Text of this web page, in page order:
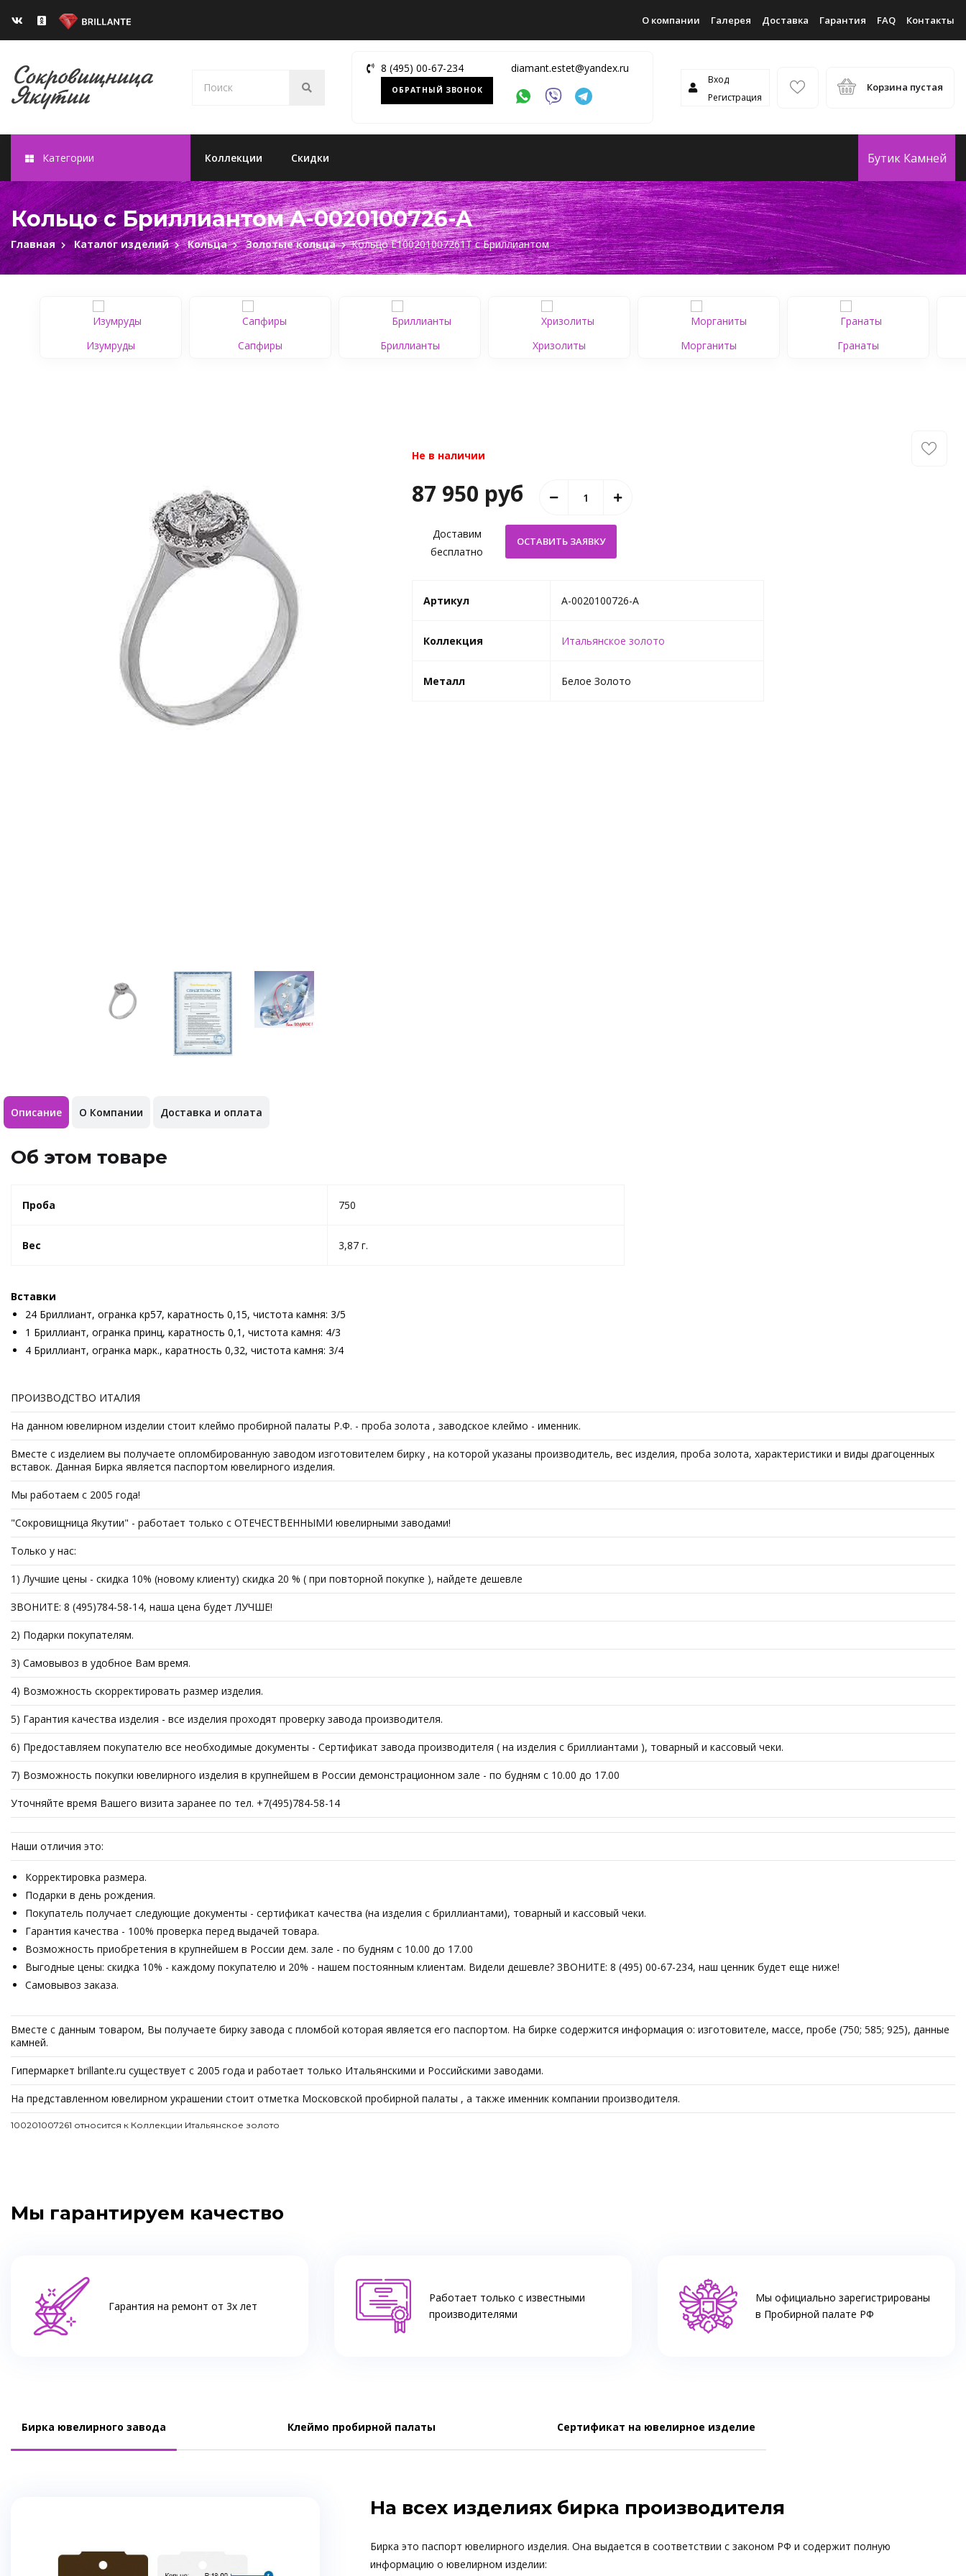
О компании Галерея Доставка Гарантия FAQ Контакты
8 (495) 00-67-234
ОБРАТНЫЙ ЗВОНОК
diamant.estet@yandex.ru
Вход
Регистрация
Корзина пустая
Категории Коллекции Скидки Бутик Камней
Кольцо с Бриллиантом A-0020100726-A
Главная Каталог изделий Кольца Золотые кольца Кольцо Е100201007261Т c Бриллиантом
Изумруды Сапфиры Бриллианты Хризолиты Морганиты Гранаты
Не в наличии
87 950 руб
Доставим
бесплатно
Артикул A-0020100726-A
Коллекция Итальянское золото
Металл Белое Золото
Описание О Компании Доставка и оплата
Об этом товаре
Проба 750
Вес 3,87 г.
Вставки
24 Бриллиант, огранка кр57, каратность 0,15, чистота камня: 3/5
1 Бриллиант, огранка принц, каратность 0,1, чистота камня: 4/3
4 Бриллиант, огранка марк., каратность 0,32, чистота камня: 3/4
ПРОИЗВОДСТВО ИТАЛИЯ
На данном ювелирном изделии стоит клеймо пробирной палаты Р.Ф. - проба золота , заводское клеймо - именник.
Вместе с изделием вы получаете опломбированную заводом изготовителем бирку , на которой указаны производитель, вес изделия, проба золота, характеристики и виды драгоценных
вставок. Данная Бирка является паспортом ювелирного изделия.
Мы работаем с 2005 года!
"Сокровищница Якутии" - работает только с ОТЕЧЕСТВЕННЫМИ ювелирными заводами!
Только у нас:
1) Лучшие цены - скидка 10% (новому клиенту) скидка 20 % ( при повторной покупке ), найдете дешевле
ЗВОНИТЕ: 8 (495)784-58-14, наша цена будет ЛУЧШЕ!
2) Подарки покупателям.
3) Самовывоз в удобное Вам время.
4) Возможность скорректировать размер изделия.
5) Гарантия качества изделия - все изделия проходят проверку завода производителя.
6) Предоставляем покупателю все необходимые документы - Сертификат завода производителя ( на изделия с бриллиантами ), товарный и кассовый чеки.
7) Возможность покупки ювелирного изделия в крупнейшем в России демонстрационном зале - по будням с 10.00 до 17.00
Уточняйте время Вашего визита заранее по тел. +7(495)784-58-14
Наши отличия это:
Корректировка размера.
Подарки в день рождения.
Покупатель получает следующие документы - сертификат качества (на изделия с бриллиантами), товарный и кассовый чеки.
Гарантия качества - 100% проверка перед выдачей товара.
Возможность приобретения в крупнейшем в России дем. зале - по будням с 10.00 до 17.00
Выгодные цены: скидка 10% - каждому покупателю и 20% - нашем постоянным клиентам. Видели дешевле? ЗВОНИТЕ: 8 (495) 00-67-234, наш ценник будет еще ниже!
Самовывоз заказа.
Вместе с данным товаром, Вы получаете бирку завода с пломбой которая является его паспортом. На бирке содержится информация о: изготовителе, массе, пробе (750; 585; 925), данные
камней.
Гипермаркет brillante.ru существует с 2005 года и работает только Итальянскими и Российскими заводами.
На представленном ювелирном украшении стоит отметка Московской пробирной палаты , а также именник компании производителя.
100201007261 относится к Коллекции Итальянское золото
Мы гарантируем качество
Гарантия на ремонт от 3х лет
Работает только с известными
производителями
Мы официально зарегистрированы
в Пробирной палате РФ
Бирка ювелирного завода Клеймо пробирной палаты Сертификат на ювелирное изделие
На всех изделиях бирка производителя
Бирка это паспорт ювелирного изделия. Она выдается в соответствии с законом РФ и содержит полную
информацию о ювелирном изделии: